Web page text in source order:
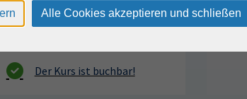
Alle Cookies akzeptieren und schließen